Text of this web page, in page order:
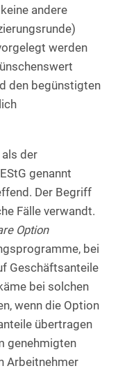
andere
werden
den begünstigten
als der
genannt
Der Begriff
Fälle verwandt.
Option
bei
Geschäftsanteile
bei solchen
wenn die Option
übertragen
genehmigten
Arbeitnehmer